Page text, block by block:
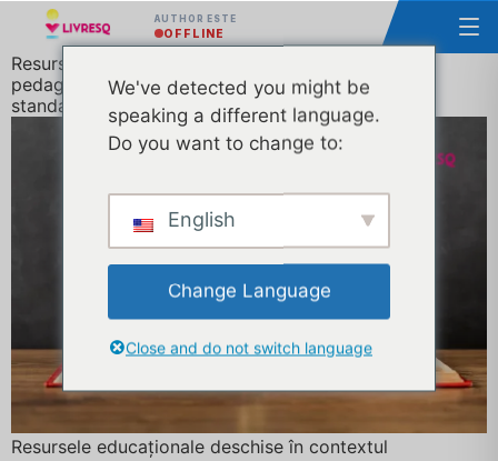
AUTHOR ESTE
OFFLINE
Resursele educaționale deschise în contextul
pedagogiei digitale moderne: rol, impact și
standardizare
Resursele educaționale deschise în contextul
We've detected you might be
speaking a different language.
Do you want to change to:
English
Change Language
Close and do not switch language